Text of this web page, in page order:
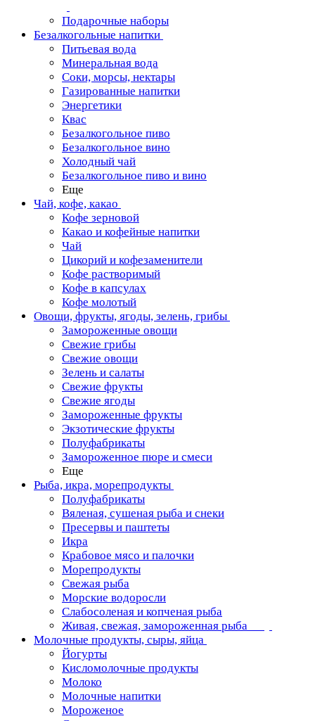
Подарочные наборы
Безалкогольные напитки
Питьевая вода
Минеральная вода
Соки, морсы, нектары
Газированные напитки
Энергетики
Квас
Безалкогольное пиво
Безалкогольное вино
Холодный чай
Безалкогольное пиво и вино
Еще
Чай, кофе, какао
Кофе зерновой
Какао и кофейные напитки
Чай
Цикорий и кофезаменители
Кофе растворимый
Кофе в капсулах
Кофе молотый
Овощи, фрукты, ягоды, зелень, грибы
Замороженные овощи
Свежие грибы
Свежие овощи
Зелень и салаты
Свежие фрукты
Свежие ягоды
Замороженные фрукты
Экзотические фрукты
Полуфабрикаты
Замороженное пюре и смеси
Еще
Рыба, икра, морепродукты
Полуфабрикаты
Вяленая, сушеная рыба и снеки
Пресервы и паштеты
Икра
Крабовое мясо и палочки
Морепродукты
Свежая рыба
Морские водоросли
Слабосоленая и копченая рыба
Живая, свежая, замороженная рыба
Молочные продукты, сыры, яйца
Йогурты
Кисломолочные продукты
Молоко
Молочные напитки
Мороженое